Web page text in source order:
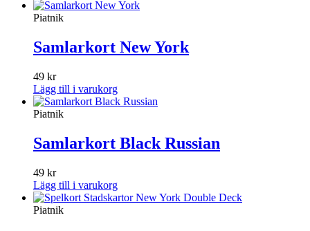
Piatnik
Samlarkort New York
49 kr
Lägg till i varukorg
Piatnik
Samlarkort Black Russian
49 kr
Lägg till i varukorg
Piatnik